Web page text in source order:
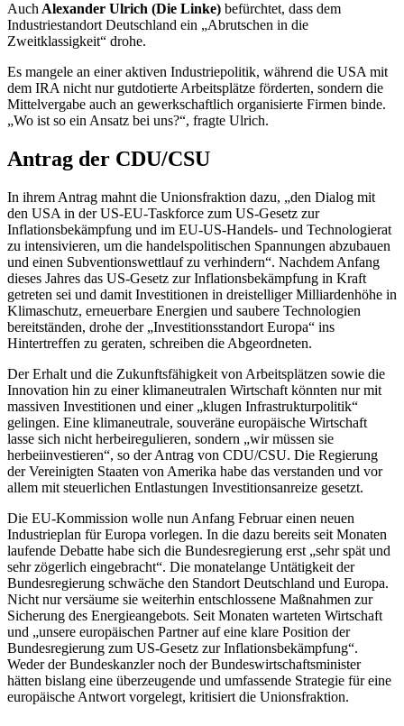
Auch Alexander Ulrich (Die Linke) befürchtet, dass dem
Industriestandort Deutschland ein „Abrutschen in die
Zweitklassigkeit“ drohe.
Es mangele an einer aktiven Industriepolitik, während die USA mit
dem IRA nicht nur gutdotierte Arbeitsplätze förderten, sondern die
Mittelvergabe auch an gewerkschaftlich organisierte Firmen binde.
„Wo ist so ein Ansatz bei uns?“, fragte Ulrich.
Antrag der CDU/CSU
In ihrem Antrag mahnt die Unionsfraktion dazu, „den Dialog mit
den USA in der US-EU-Taskforce zum US-Gesetz zur
Inflationsbekämpfung und im EU-US-Handels- und Technologierat
zu intensivieren, um die handelspolitischen Spannungen abzubauen
und einen Subventionswettlauf zu verhindern“. Nachdem Anfang
dieses Jahres das US-Gesetz zur Inflationsbekämpfung in Kraft
getreten sei und damit Investitionen in dreistelliger Milliardenhöhe in
Klimaschutz, erneuerbare Energien und saubere Technologien
bereitständen, drohe der „Investitionsstandort Europa“ ins
Hintertreffen zu geraten, schreiben die Abgeordneten.
Der Erhalt und die Zukunftsfähigkeit von Arbeitsplätzen sowie die
Innovation hin zu einer klimaneutralen Wirtschaft könnten nur mit
massiven Investitionen und einer „klugen Infrastrukturpolitik“
gelingen. Eine klimaneutrale, souveräne europäische Wirtschaft
lasse sich nicht herbeiregulieren, sondern „wir müssen sie
herbeiinvestieren“, so der Antrag von CDU/CSU. Die Regierung
der Vereinigten Staaten von Amerika habe das verstanden und vor
allem mit steuerlichen Entlastungen Investitionsanreize gesetzt.
Die EU-Kommission wolle nun Anfang Februar einen neuen
Industrieplan für Europa vorlegen. In die dazu bereits seit Monaten
laufende Debatte habe sich die Bundesregierung erst „sehr spät und
sehr zögerlich eingebracht“. Die monatelange Untätigkeit der
Bundesregierung schwäche den Standort Deutschland und Europa.
Nicht nur versäume sie weiterhin entschlossene Maßnahmen zur
Sicherung des Energieangebots. Seit Monaten warteten Wirtschaft
und „unsere europäischen Partner auf eine klare Position der
Bundesregierung zum US-Gesetz zur Inflationsbekämpfung“.
Weder der Bundeskanzler noch der Bundeswirtschaftsminister
hätten bislang eine überzeugende und umfassende Strategie für eine
europäische Antwort vorgelegt, kritisiert die Unionsfraktion.